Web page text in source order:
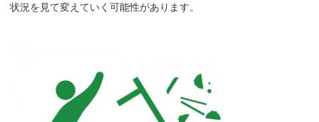
状況を見て変えていく可能性があります。